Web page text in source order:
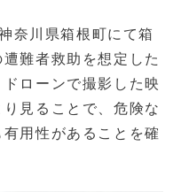
奈川県箱根町にて箱
難者救助を想定した
ローンで撮影した映
見ることで、危険な
用性があることを確